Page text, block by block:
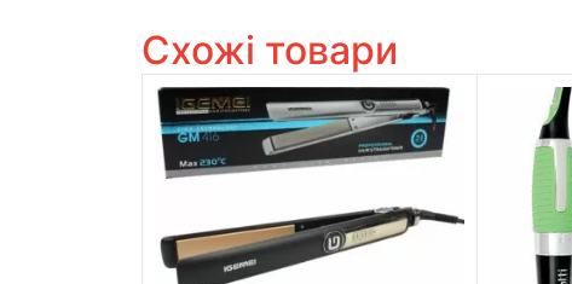
Схожі товари